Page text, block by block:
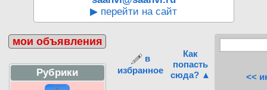
▶ перейти на сайт
мои объявления
Рубрики
в
избранное
Как
попасть
сюда? ▲
<<